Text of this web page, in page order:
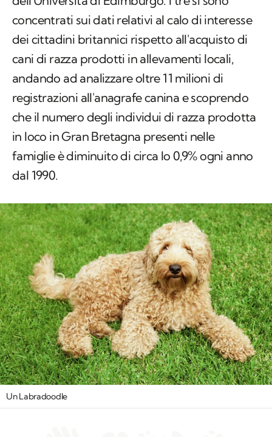
concentrati sui dati relativi al calo di interesse
dei cittadini britannici rispetto all'acquisto di
cani di razza prodotti in allevamenti locali,
andando ad analizzare oltre 11 milioni di
registrazioni all'anagrafe canina e scoprendo
che il numero degli individui di razza prodotta
in loco in Gran Bretagna presenti nelle
famiglie è diminuito di circa lo 0,9% ogni anno
dal 1990.
Un Labradoodle